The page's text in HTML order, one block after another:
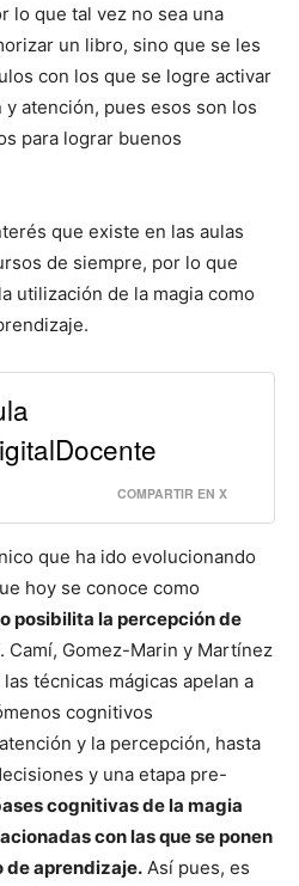
lo que tal vez no sea una
un libro, sino que se les
con los que se logre activar
atención, pues esos son los
para lograr buenos
que existe en las aulas
de siempre, por lo que
utilización de la magia como
COMPARTIR EN X
que ha ido evolucionando
hoy se conoce como
posibilita la percepción de
. Camí, Gomez-Marin y Martínez
técnicas mágicas apelan a
cognitivos
y la percepción, hasta
y una etapa pre-
cognitivas de la magia
con las que se ponen
de aprendizaje. Así pues, es